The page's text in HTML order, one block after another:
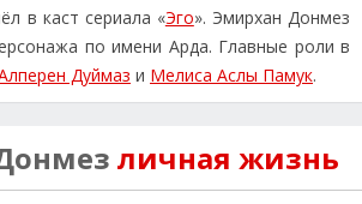
в каст сериала «Эго». Эмирхан Донмез
по имени Арда. Главные роли в
Дуймаз и Мелиса Аслы Памук.
личная жизнь